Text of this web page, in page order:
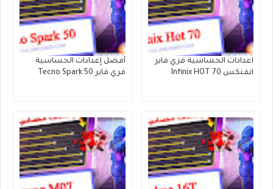
اعدادات الحساسية فري فاير
انفنكس Infinix HOT 70
أفضل إعدادات الحساسية
فري فاير Tecno Spark 50